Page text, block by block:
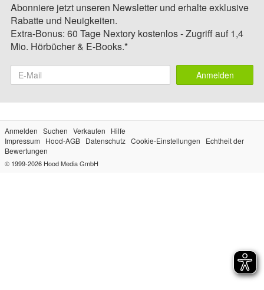
Abonniere jetzt unseren Newsletter und erhalte exklusive
Rabatte und Neuigkeiten.
Extra-Bonus: 60 Tage Nextory kostenlos - Zugriff auf 1,4
Mio. Hörbücher & E-Books.*
Anmelden
Anmelden Suchen Verkaufen
Hilfe
Impressum
Hood-AGB Datenschutz Cookie-Einstellungen
Echtheit der
Bewertungen
© 1999-2026 Hood Media GmbH